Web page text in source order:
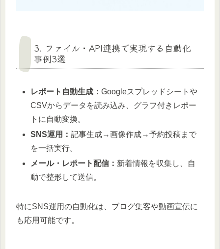
3. ファイル・API連携で実現する自動化
事例3選
レポート自動生成：Googleスプレッドシートや
CSVからデータを読み込み、グラフ付きレポー
トに自動変換。
SNS運用：記事生成→画像作成→予約投稿まで
を一括実行。
メール・レポート配信： 新着情報を収集し、自
動で整形して送信。
特にSNS運用の自動化は、ブログ集客や動画宣伝に
も応用可能です。